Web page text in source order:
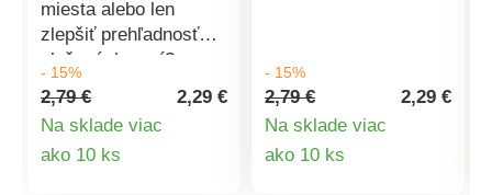
miesta alebo len
zlepšiť prehľadnosť
uložených vecí?
Organizér môžete
umiestniť nielen do
dverí kuchynskej
skrinky, ale aj do
- 15%
2,79 €
2,29 €
Na sklade viac
ako 10 ks
- 15%
2,79 €
2,29 €
Na sklade viac
ako 10 ks